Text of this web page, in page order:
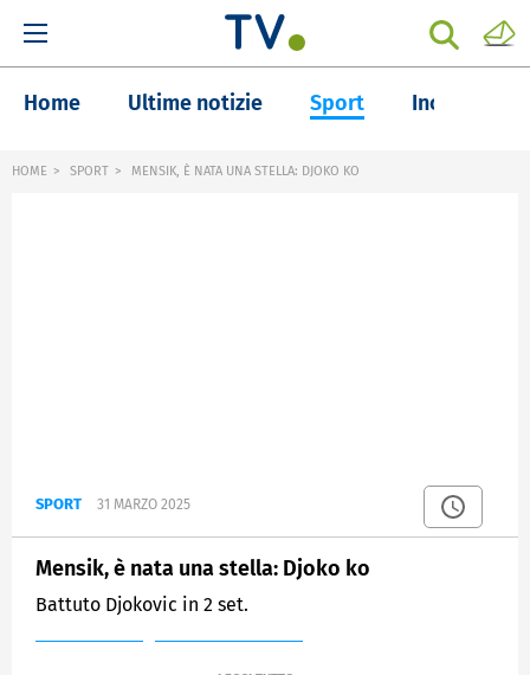
Home Ultime notizie Sport Inchieste
HOME SPORT MENSIK, È NATA UNA STELLA: DJOKO KO
SPORT 31 MARZO 2025
Mensik, è nata una stella: Djoko ko
Battuto Djokovic in 2 set.